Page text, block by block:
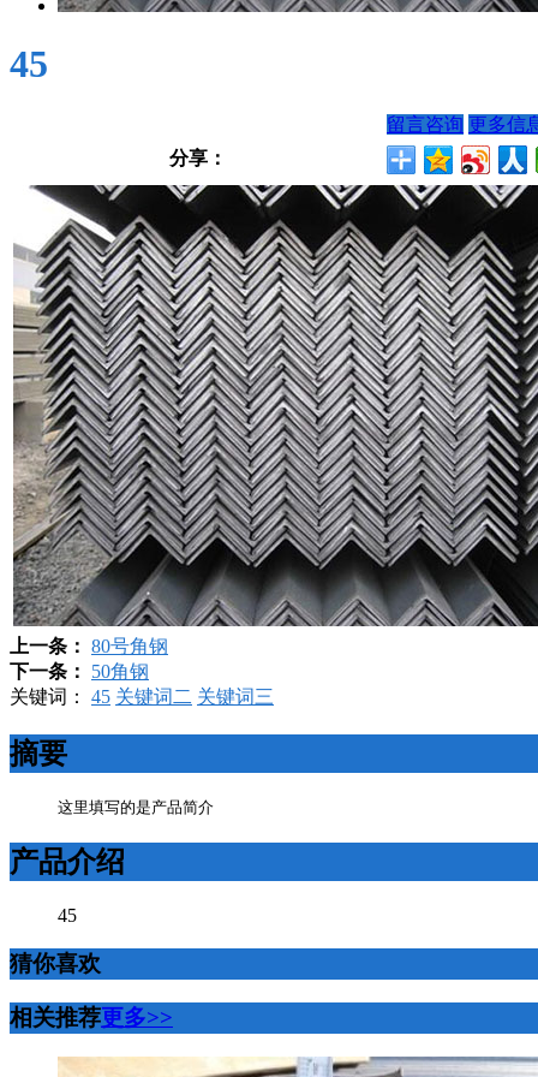
45
留言咨询 更多信
分享：
上一条： 80号角钢
下一条：
50角钢
关键词： 45 关键词二 关键词三
摘要
这里填写的是产品简介
产品介绍
45
猜你喜欢
相关推荐更多>>